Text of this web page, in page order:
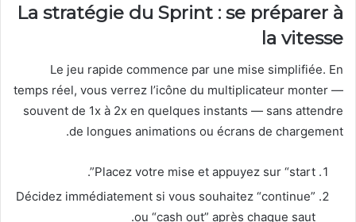
La stratégie du Sprint : se préparer à
la vitesse
Le jeu rapide commence par une mise simplifiée. En
temps réel, vous verrez l’icône du multiplicateur monter —
souvent de 1x à 2x en quelques instants — sans attendre
de longues animations ou écrans de chargement.
Placez votre mise et appuyez sur “start”.
Décidez immédiatement si vous souhaitez “continue”
ou “cash out” après chaque saut.